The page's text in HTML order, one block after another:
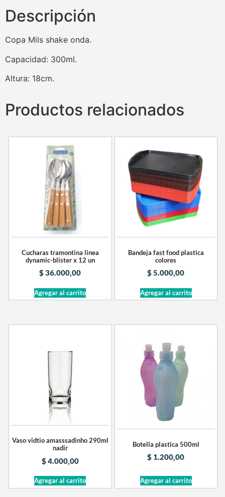
Descripción
Copa Mils shake onda.
Capacidad: 300ml.
Altura: 18cm.
Productos relacionados
Cucharas tramontina linea
dynamic-blister x 12 un
$36.000,00
Agregar al carrito
Bandeja fast food plastica
colores
$5.000,00
Agregar al carrito
Vaso vidtio amasssadinho 290ml
nadir
$4.000,00
Agregar al carrito
Botella plastica 500ml
$ 1.200,00
Agregar al carrito